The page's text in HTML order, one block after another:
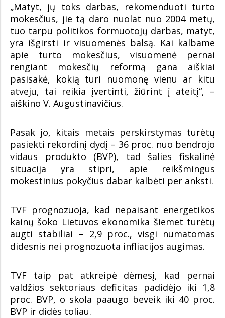
„Matyt, jų toks darbas, rekomenduoti turto
mokesčius, jie tą daro nuolat nuo 2004 metų,
tuo tarpu politikos formuotojų darbas, matyt,
yra išgirsti ir visuomenės balsą. Kai kalbame
apie turto mokesčius, visuomenė pernai
rengiant mokesčių reformą gana aiškiai
pasisakė, kokią turi nuomonę vienu ar kitu
atveju, tai reikia įvertinti, žiūrint į ateitį“, –
aiškino V. Augustinavičius.
Pasak jo, kitais metais perskirstymas turėtų
pasiekti rekordinį dydį – 36 proc. nuo bendrojo
vidaus produkto (BVP), tad šalies fiskalinė
situacija yra stipri, apie reikšmingus
mokestinius pokyčius dabar kalbėti per anksti.
TVF prognozuoja, kad nepaisant energetikos
kainų šoko Lietuvos ekonomika šiemet turėtų
augti stabiliai – 2,9 proc., visgi numatomas
didesnis nei prognozuota infliacijos augimas.
TVF taip pat atkreipė dėmesį, kad pernai
valdžios sektoriaus deficitas padidėjo iki 1,8
proc. BVP, o skola paaugo beveik iki 40 proc.
BVP ir didės toliau.